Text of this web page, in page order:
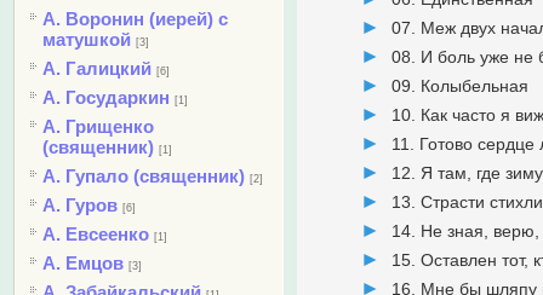
А. Воронин (иерей) с
матушкой [3]
А. Галицкий [6]
А. Государкин [1]
А. Грищенко
(священник) [1]
А. Гупало (священник) [2]
А. Гуров [6]
А. Евсеенко [1]
А. Емцов [3]
07. Меж двух
08. И боль уже не
09. Колыбельная
10. Как часто я
11. Готово сердце
12. Я там, где
13. Страсти
14. Не зная, верю,
15. Оставлен тот,
16. Мне бы шляпу